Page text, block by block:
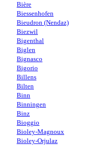
Bière
Biessenhofen
Bieudron (Nendaz)
Biezwil
Bigenthal
Biglen
Bignasco
Bigorio
Billens
Bilten
Binn
Binningen
Binz
Bioggio
Bioley-Magnoux
Bioley-Orjulaz